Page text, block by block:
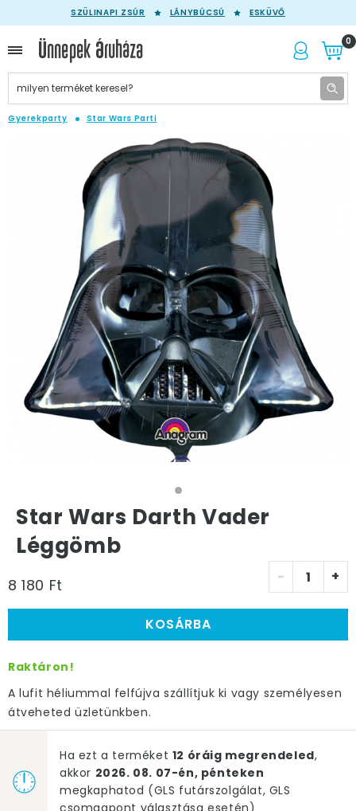
SZÜLINAPI ZSÚR LÁNYBÚCSÚ ESKÜVŐ
0
Gyerekparty Star Wars Parti
Star Wars Darth Vader
Léggömb
8 180 Ft - +
KOSÁRBA
Raktáron!
A lufit héliummal felfújva szállítjuk ki vagy személyesen
átveheted üzletünkben.
Ha ezt a terméket 12 óráig megrendeled,
akkor 2026. 08. 07-én, pénteken
megkaphatod (GLS futárszolgálat, GLS
csomagpont választása esetén)